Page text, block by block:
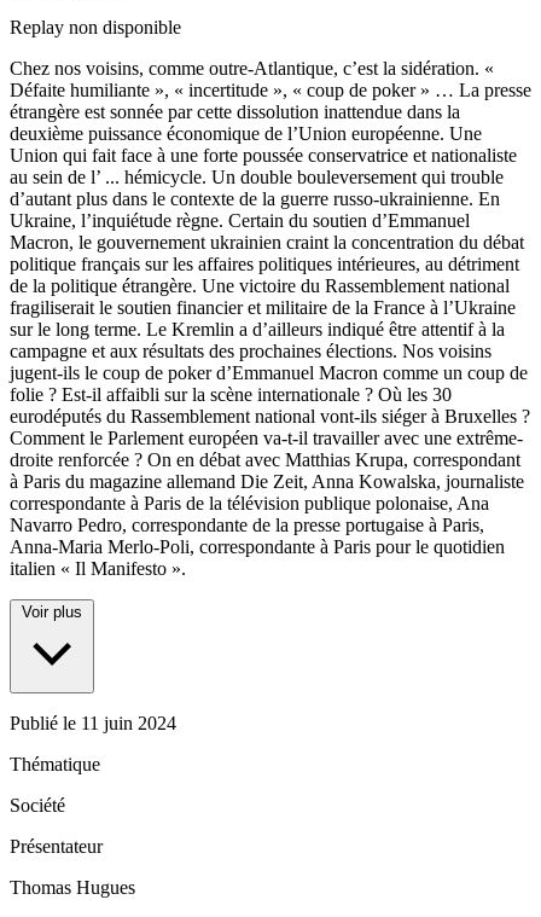
Replay non disponible
Chez nos voisins, comme outre-Atlantique, c’est la sidération. «
Défaite humiliante », « incertitude », « coup de poker » … La presse
étrangère est sonnée par cette dissolution inattendue dans la
deuxième puissance économique de l’Union européenne. Une
Union qui fait face à une forte poussée conservatrice et nationaliste
au sein de l’ ... hémicycle. Un double bouleversement qui trouble
d’autant plus dans le contexte de la guerre russo-ukrainienne. En
Ukraine, l’inquiétude règne. Certain du soutien d’Emmanuel
Macron, le gouvernement ukrainien craint la concentration du débat
politique français sur les affaires politiques intérieures, au détriment
de la politique étrangère. Une victoire du Rassemblement national
fragiliserait le soutien financier et militaire de la France à l’Ukraine
sur le long terme. Le Kremlin a d’ailleurs indiqué être attentif à la
campagne et aux résultats des prochaines élections. Nos voisins
jugent-ils le coup de poker d’Emmanuel Macron comme un coup de
folie ? Est-il affaibli sur la scène internationale ? Où les 30
eurodéputés du Rassemblement national vont-ils siéger à Bruxelles ?
Comment le Parlement européen va-t-il travailler avec une extrême-
droite renforcée ? On en débat avec Matthias Krupa, correspondant
à Paris du magazine allemand Die Zeit, Anna Kowalska, journaliste
correspondante à Paris de la télévision publique polonaise, Ana
Navarro Pedro, correspondante de la presse portugaise à Paris,
Anna-Maria Merlo-Poli, correspondante à Paris pour le quotidien
italien « Il Manifesto ».
Voir plus
Publié le 11 juin 2024
Thématique
Société
Présentateur
Thomas Hugues